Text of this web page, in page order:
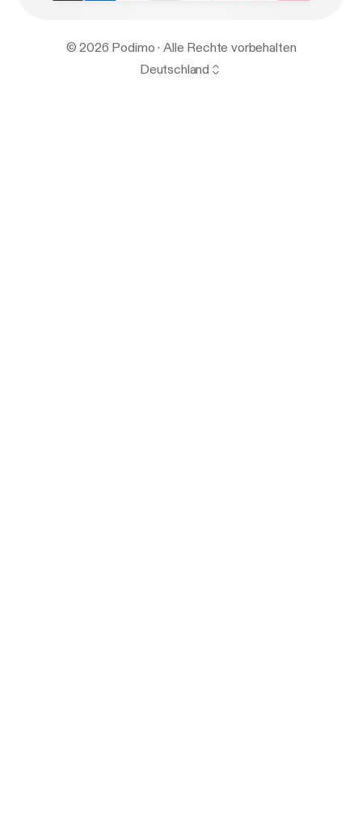
© 2026 Podimo · Alle Rechte vorbehalten
Deutschland